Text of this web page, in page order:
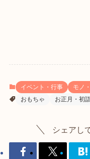
イベント・行事
モノ
おもちゃ
お正月・初
シェアし